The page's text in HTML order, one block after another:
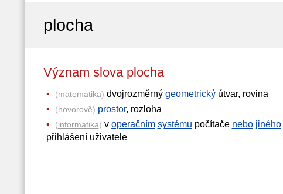
plocha
Význam slova plocha
(matematika) dvojrozměrný geometrickýútvar, rovina
(hovorově) prostor, rozloha
(informatika) v operačním systému počítače nebo jiného
přihlášení uživatele